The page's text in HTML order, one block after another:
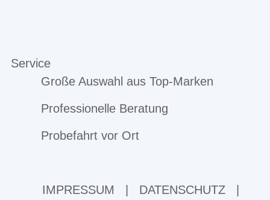
Service
Große Auswahl aus Top-Marken
Professionelle Beratung
Probefahrt vor Ort
IMPRESSUM DATENSCHUTZ